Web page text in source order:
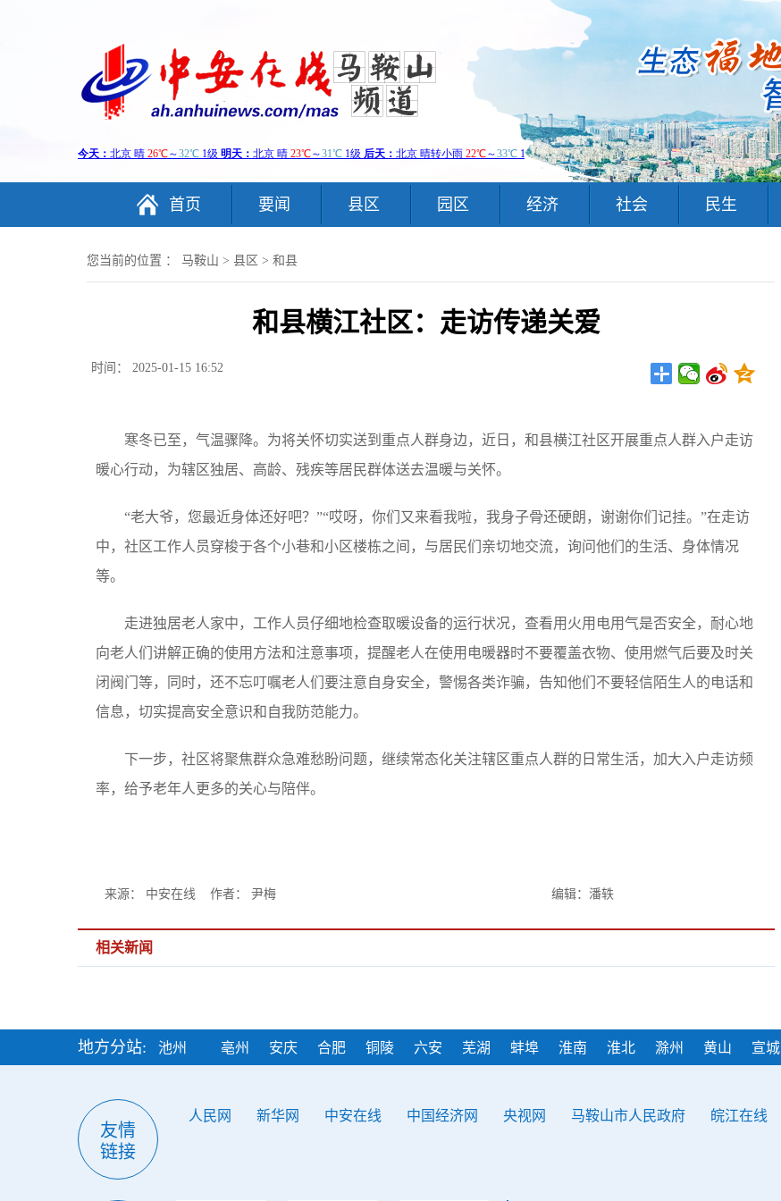
首页 要闻 县区 园区 经济 社会 民生
您当前的位置 ： 马鞍山 > 县区 > 和县
和县横江社区：走访传递关爱
时间： 2025-01-15 16:52
寒冬已至，气温骤降。为将关怀切实送到重点人群身边，近日，和县横江社区开展重点人群入户走访
暖心行动，为辖区独居、高龄、残疾等居民群体送去温暖与关怀。
“老大爷，您最近身体还好吧？”“哎呀，你们又来看我啦，我身子骨还硬朗，谢谢你们记挂。”在走访
中，社区工作人员穿梭于各个小巷和小区楼栋之间，与居民们亲切地交流，询问他们的生活、身体情况
等。
走进独居老人家中，工作人员仔细地检查取暖设备的运行状况，查看用火用电用气是否安全，耐心地
向老人们讲解正确的使用方法和注意事项，提醒老人在使用电暖器时不要覆盖衣物、使用燃气后要及时关
闭阀门等，同时，还不忘叮嘱老人们要注意自身安全，警惕各类诈骗，告知他们不要轻信陌生人的电话和
信息，切实提高安全意识和自我防范能力。
下一步，社区将聚焦群众急难愁盼问题，继续常态化关注辖区重点人群的日常生活，加大入户走访频
率，给予老年人更多的关心与陪伴。
来源： 中安在线 作者： 尹梅 编辑：潘轶
相关新闻
地方分站: 池州 亳州 安庆 合肥 铜陵 六安 芜湖 蚌埠 淮南 淮北 滁州 黄山 宣城
友情
链接
人民网 新华网 中安在线 中国经济网 央视网 马鞍山市人民政府 皖江在线